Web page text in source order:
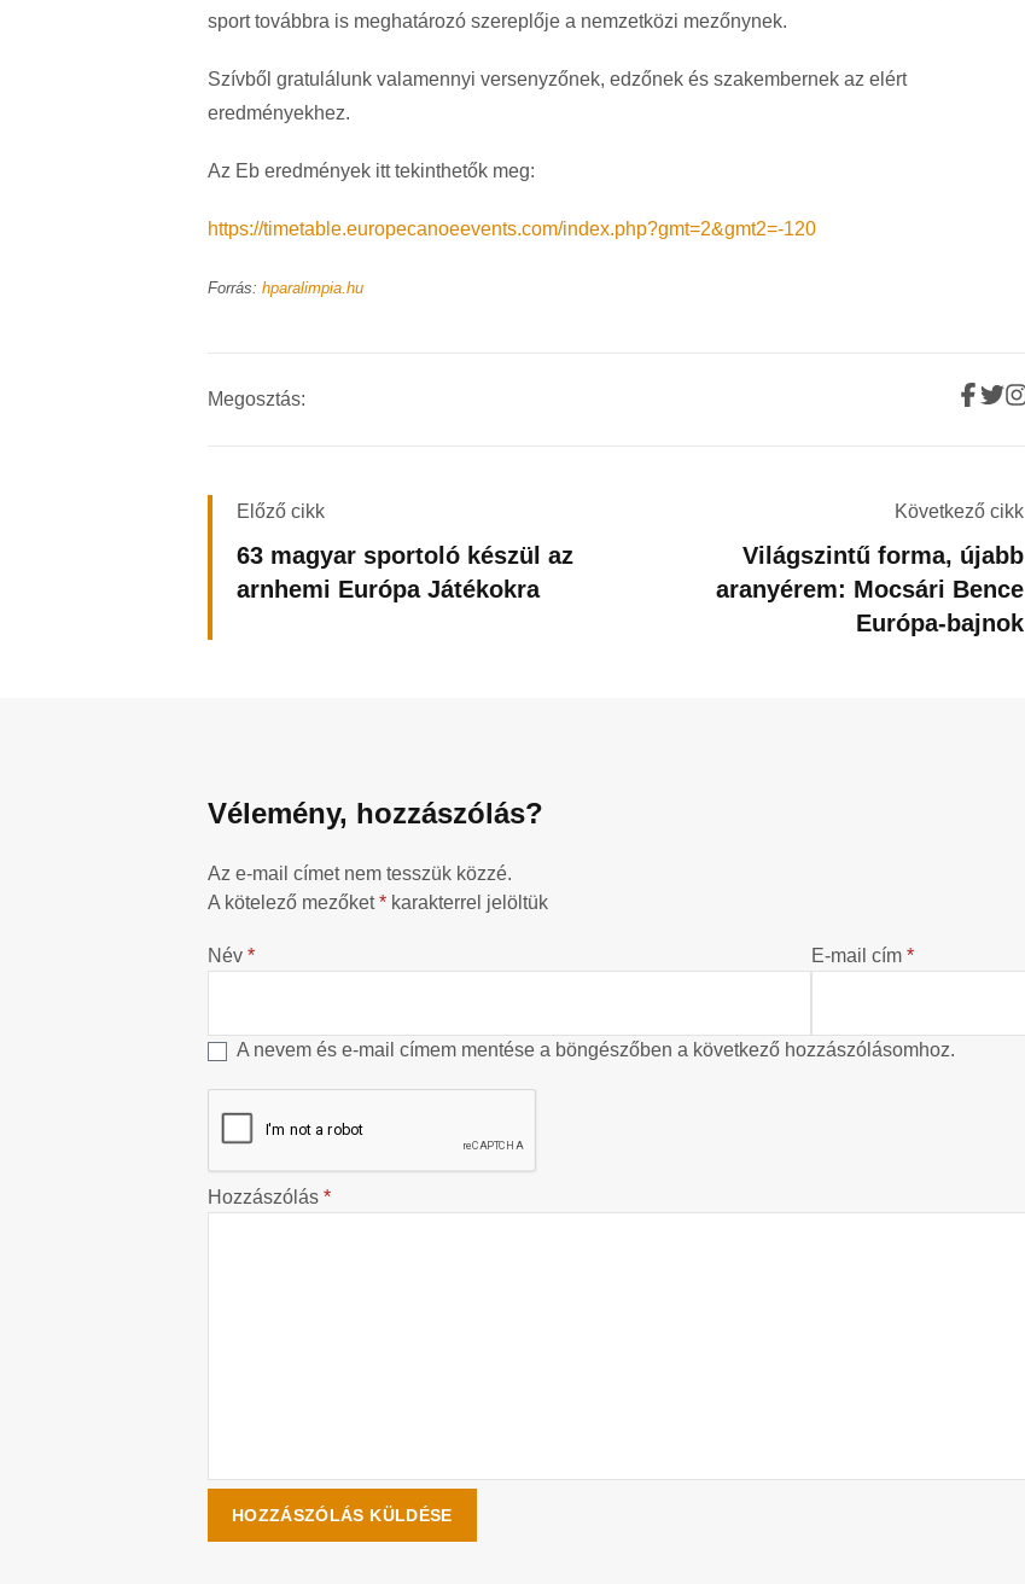
sport továbbra is meghatározó szereplője a nemzetközi mezőnynek.
Szívből gratulálunk valamennyi versenyzőnek, edzőnek és szakembernek az elért
eredményekhez.
Az Eb eredmények itt tekinthetők meg:
https://timetable.europecanoeevents.com/index.php?gmt=2&gmt2=-120
Forrás: hparalimpia.hu
Megosztás:
Előző cikk
63 magyar sportoló készül az
arnhemi Európa Játékokra
Következő cikk
Világszintű forma, újabb
aranyérem: Mocsári Bence
Európa-bajnok
Vélemény, hozzászólás?
Az e-mail címet nem tesszük közzé.
A kötelező mezőket* karakterrel jelöltük
Név * E-mail cím *
A nevem és e-mail címem mentése a böngészőben a következő hozzászólásomhoz.
Hozzászólás *